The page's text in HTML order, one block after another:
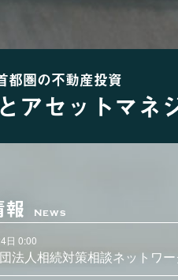
都圏の不動産投資
アセットマネ
News
日 0:00
団法人相続対策相談ネットワ